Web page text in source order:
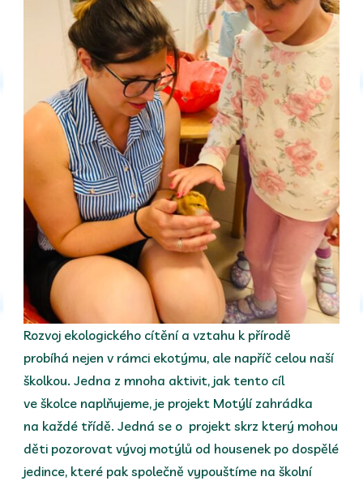
Rozvoj ekologického cítění a vztahu k přírodě
probíhá nejen v rámci ekotýmu, ale napříč celou naší
školkou. Jedna z mnoha aktivit, jak tento cíl
ve školce naplňujeme, je projekt Motýlí zahrádka
na každé třídě. Jedná se o projekt skrz který mohou
děti pozorovat vývoj motýlů od housenek po dospělé
jedince, které pak společně vypouštíme na školní